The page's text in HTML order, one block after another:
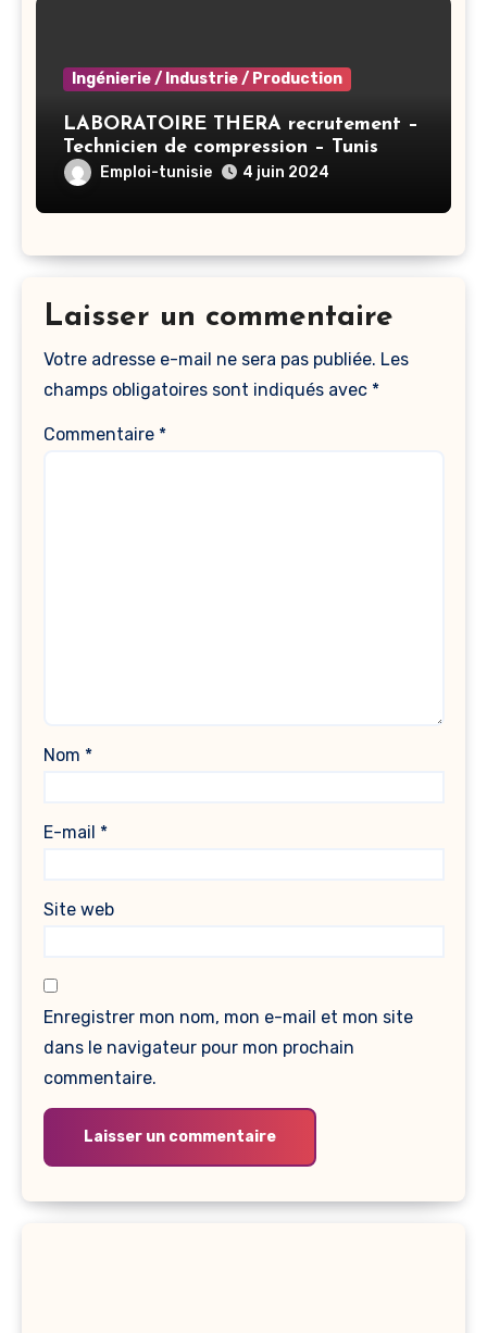
Ingénierie / Industrie / Production
LABORATOIRE THERA recrutement –
Technicien de compression – Tunis
Emploi-tunisie 4 juin 2024
Laisser un commentaire
Votre adresse e-mail ne sera pas publiée. Les
champs obligatoires sont indiqués avec *
Commentaire *
Nom *
E-mail *
Site web
Enregistrer mon nom, mon e-mail et mon site
dans le navigateur pour mon prochain
commentaire.